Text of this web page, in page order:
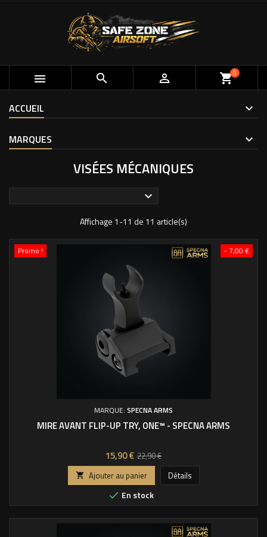
   shopping_cart0
ACCUEIL
MARQUES
VISÉES MÉCANIQUES

Affichage 1-11 de 11 article(s)
- 7,00 €
Promo !
MARQUE: SPECNA ARMS
MIRE AVANT FLIP-UP TRY, ONE™ - SPECNA ARMS
Prix
15,90 € Prix
de
base
22,90 €
 Ajouter au panier
Détails
 En stock